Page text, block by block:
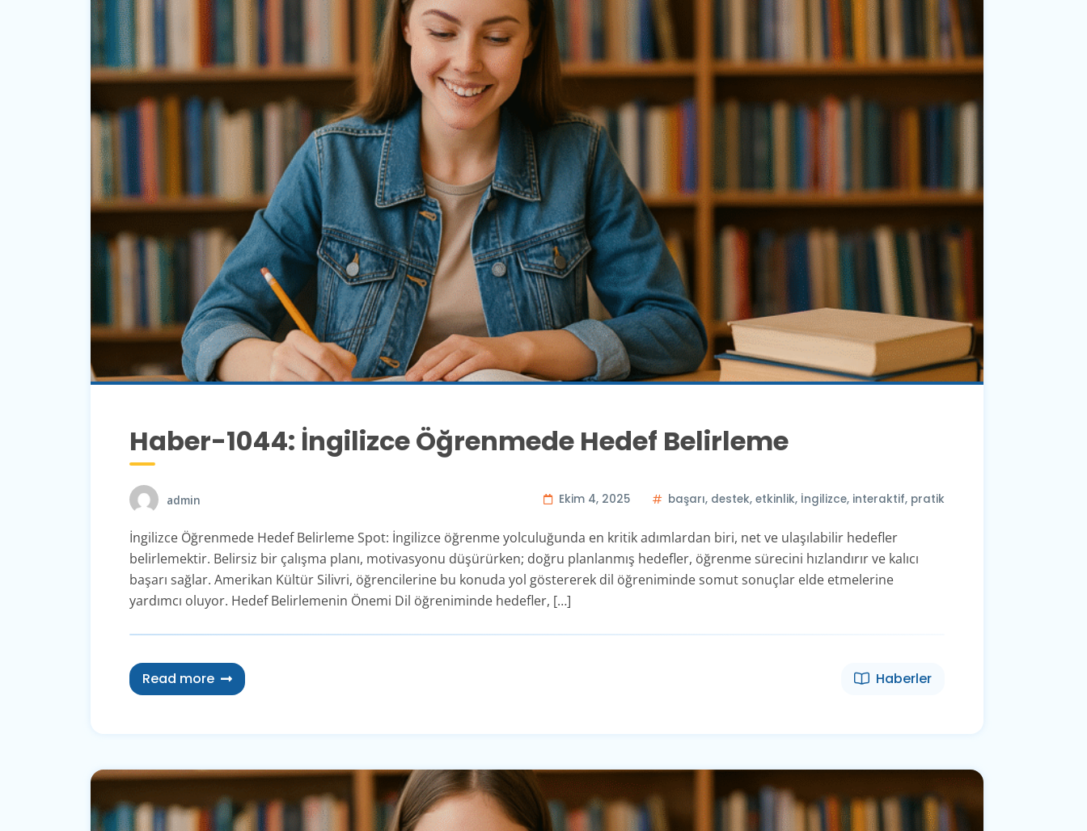
Haber-1044: İngilizce Öğrenmede Hedef Belirleme
admin Ekim 4, 2025 başarı, destek, etkinlik, İngilizce, interaktif, pratik
İngilizce Öğrenmede Hedef Belirleme Spot: İngilizce öğrenme yolculuğunda en kritik adımlardan biri, net ve ulaşılabilir hedefler
belirlemektir. Belirsiz bir çalışma planı, motivasyonu düşürürken; doğru planlanmış hedefler, öğrenme sürecini hızlandırır ve kalıcı
başarı sağlar. Amerikan Kültür Silivri, öğrencilerine bu konuda yol göstererek dil öğreniminde somut sonuçlar elde etmelerine
yardımcı oluyor. Hedef Belirlemenin Önemi Dil öğreniminde hedefler, […]
Read more Haberler